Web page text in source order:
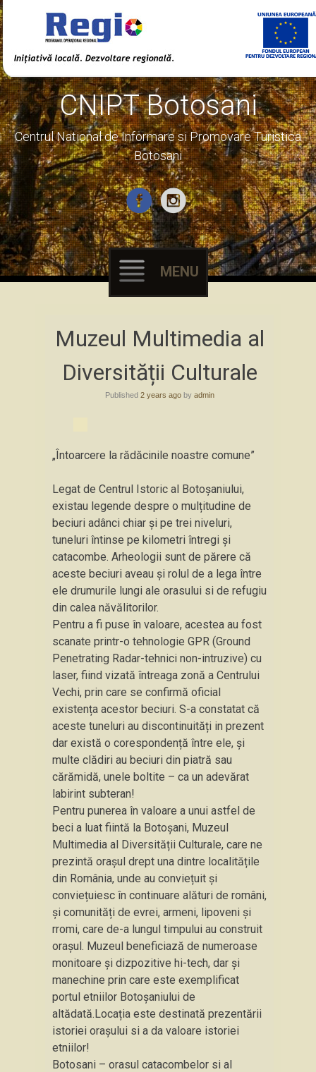
CNIPT Botosani
Centrul National de Informare si Promovare Turistica
Botosani
MENU
Muzeul Multimedia al
Diversității Culturale
Published 2 years agoby admin
„Întoarcere la rădăcinile noastre comune”
Legat de Centrul Istoric al Botoșaniului,
existau legende despre o mulțitudine de
beciuri adânci chiar și pe trei niveluri,
tuneluri întinse pe kilometri întregi și
catacombe. Arheologii sunt de părere că
aceste beciuri aveau și rolul de a lega între
ele drumurile lungi ale orasului si de refugiu
din calea năvălitorilor.
Pentru a fi puse în valoare, acestea au fost
scanate printr-o tehnologie GPR (Ground
Penetrating Radar-tehnici non-intruzive) cu
laser, fiind vizată întreaga zonă a Centrului
Vechi, prin care se confirmă oficial
existența acestor beciuri. S-a constatat că
aceste tuneluri au discontinuități in prezent
dar există o corespondență între ele, și
multe clădiri au beciuri din piatră sau
cărămidă, unele boltite – ca un adevărat
labirint subteran!
Pentru punerea în valoare a unui astfel de
beci a luat fiintă la Botoșani, Muzeul
Multimedia al Diversității Culturale, care ne
prezintă orașul drept una dintre localitățile
din România, unde au conviețuit și
conviețuiesc în continuare alături de români,
și comunități de evrei, armeni, lipoveni și
rromi, care de-a lungul timpului au construit
orașul. Muzeul beneficiază de numeroase
monitoare și dizpozitive hi-tech, dar și
manechine prin care este exemplificat
portul etniilor Botoșaniului de
altădată.Locația este destinată prezentării
istoriei orașului si a da valoare istoriei
etniilor!
Botosani – orasul catacombelor si al